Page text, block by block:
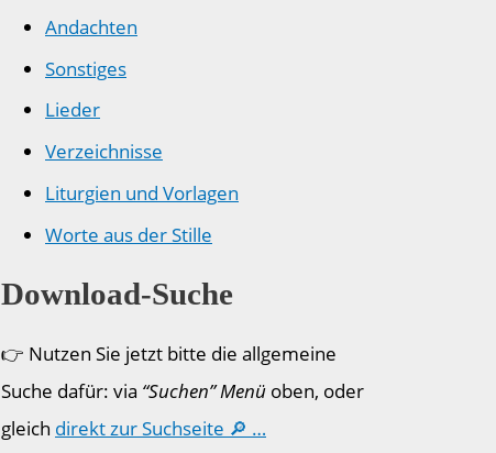
Andachten
Sonstiges
Lieder
Verzeichnisse
Liturgien und Vorlagen
Worte aus der Stille
Download-Suche
👉 Nutzen Sie jetzt bitte die allgemeine
Suche dafür: via “Suchen” Menü oben, oder
gleich direkt zur Suchseite 🔎 …